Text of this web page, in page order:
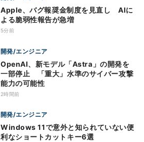
Apple、バグ報奨金制度を見直し AIに
よる脆弱性報告が急増
5分前
開発/エンジニア
OpenAI、新モデル「Astra」の開発を
一部停止 「重大」水準のサイバー攻撃
能力の可能性
2時間前
開発/エンジニア
Windows 11で意外と知られていない便
利なショートカットキー6選